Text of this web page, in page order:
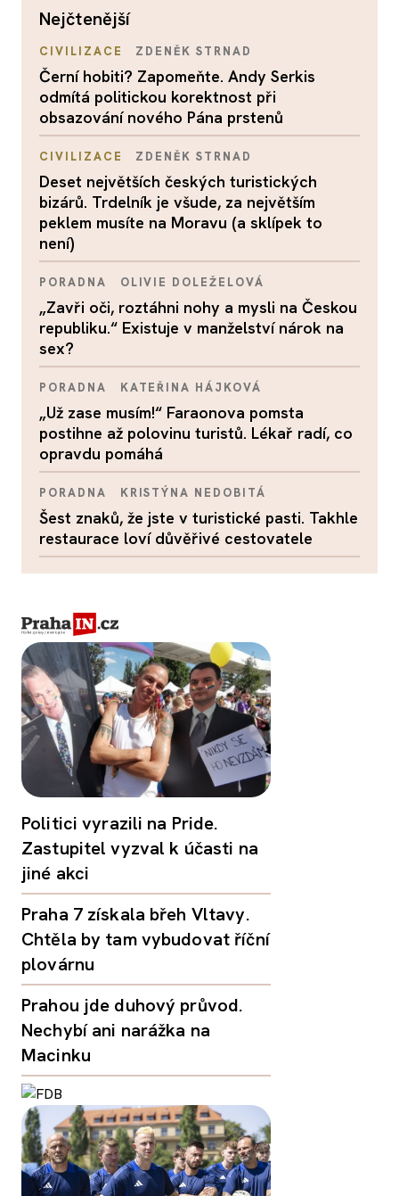
nejčtenější
CIVILIZACE ZDENĚK STRNAD
Černí hobiti? Zapomeňte. Andy Serkis
odmítá politickou korektnost při
obsazování nového Pána prstenů
CIVILIZACE ZDENĚK STRNAD
Deset největších českých turistických
bizárů. Trdelník je všude, za největším
peklem musíte na Moravu (a sklípek to
není)
PORADNA OLIVIE DOLEŽELOVÁ
„Zavři oči, roztáhni nohy a mysli na Českou
republiku.“ Existuje v manželství nárok na
sex?
PORADNA KATEŘINA HÁJKOVÁ
„Už zase musím!“ Faraonova pomsta
postihne až polovinu turistů. Lékař radí, co
opravdu pomáhá
PORADNA KRISTÝNA NEDOBITÁ
Šest znaků, že jste v turistické pasti. Takhle
restaurace loví důvěřivé cestovatele
Politici vyrazili na Pride.
Zastupitel vyzval k účasti na
jiné akci
Praha 7 získala břeh Vltavy.
Chtěla by tam vybudovat říční
plovárnu
Prahou jde duhový průvod.
Nechybí ani narážka na
Macinku